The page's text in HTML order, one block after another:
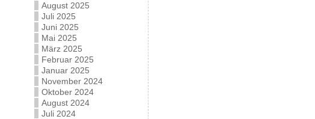
August 2025
Juli 2025
Juni 2025
Mai 2025
März 2025
Februar 2025
Januar 2025
November 2024
Oktober 2024
August 2024
Juli 2024